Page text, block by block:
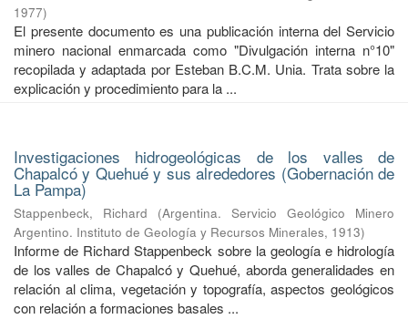
1977)
El presente documento es una publicación interna del Servicio
minero nacional enmarcada como "Divulgación interna n°10"
recopilada y adaptada por Esteban B.C.M. Unia. Trata sobre la
explicación y procedimiento para la ...
Investigaciones hidrogeológicas de los valles de
Chapalcó y Quehué y sus alrededores (Gobernación de
La Pampa)
Stappenbeck, Richard (Argentina. Servicio Geológico Minero
Argentino. Instituto de Geología y Recursos Minerales, 1913)
Informe de Richard Stappenbeck sobre la geología e hidrología
de los valles de Chapalcó y Quehué, aborda generalidades en
relación al clima, vegetación y topografía, aspectos geológicos
con relación a formaciones basales ...